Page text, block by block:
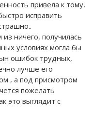
привела к тому,
исправить
ничего, получилась
условиях могла бы
ошибок трудных,
лучше его
, а под присмотром
пожелать
это выглядит с